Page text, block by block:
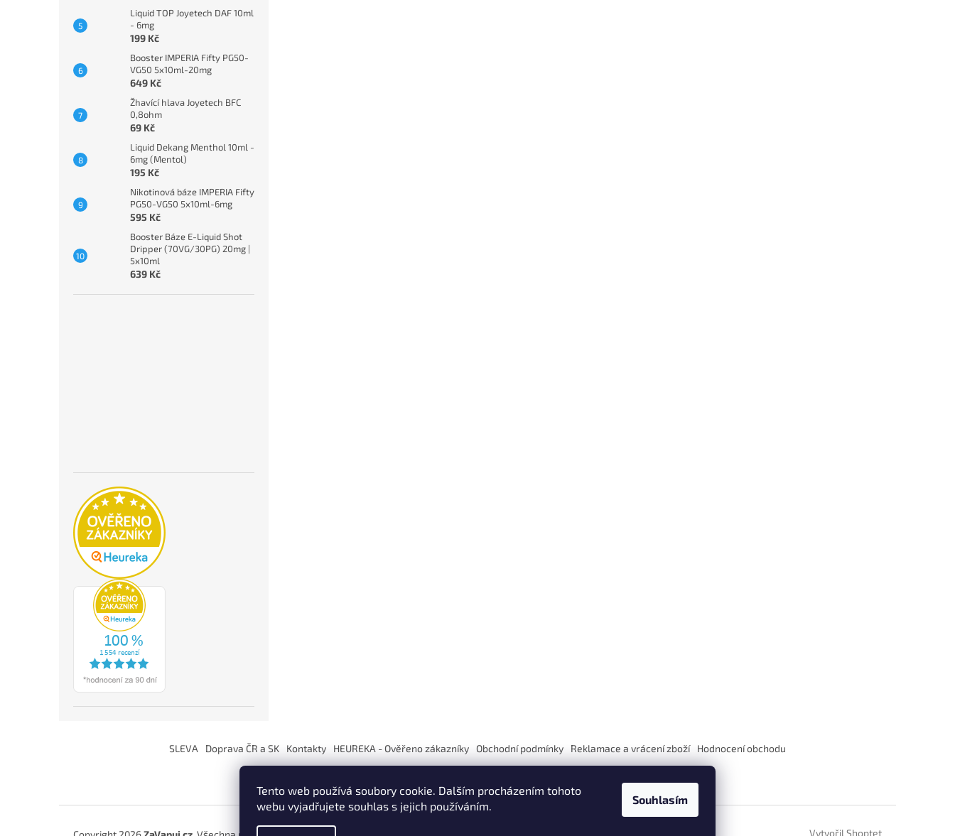
Tento web používá soubory cookie. Dalším procházením tohoto
webu vyjadřujete souhlas s jejich používáním.
Souhlasím
Liquid TOP Joyetech DAF 10ml
- 6mg
199 Kč
Booster IMPERIA Fifty PG50-
VG50 5x10ml-20mg
649 Kč
Žhavící hlava Joyetech BFC
0,8ohm
69 Kč
Liquid Dekang Menthol 10ml -
6mg (Mentol)
195 Kč
Nikotinová báze IMPERIA Fifty
PG50-VG50 5x10ml-6mg
595 Kč
Booster Báze E-Liquid Shot
Dripper (70VG/30PG) 20mg |
5x10ml
639 Kč
SLEVA Doprava ČR a SK Kontakty HEUREKA - Ověřeno zákazníky Obchodní podmínky Reklamace a vrácení zboží Hodnocení obchodu
Vytvořil Shoptet